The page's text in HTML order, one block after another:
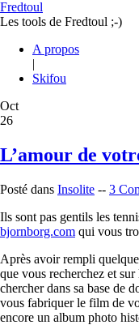
Fredtoul
Les tools de Fredtoul ;-)
A propos
|
Skifou
Oct
26
L’amour de
Posté dans Insolite -- 3
Ils sont pas gentils les
bjornborg.com qui vous
Après avoir rempli
que vous recherchez et
chercher dans sa base de
vous fabriquer le film de
encore un album photo